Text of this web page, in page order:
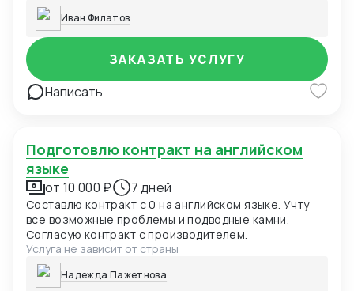
Иван Филатов
Написать
ЗАКАЗАТЬ УСЛУГУ
Подготовлю контракт на английском
языке
от 10 000 ₽ 7 дней
Составлю контракт с 0 на английском языке. Учту
все возможные проблемы и подводные камни.
Согласую контракт с производителем.
Услуга не зависит от страны
Надежда Пажетнова